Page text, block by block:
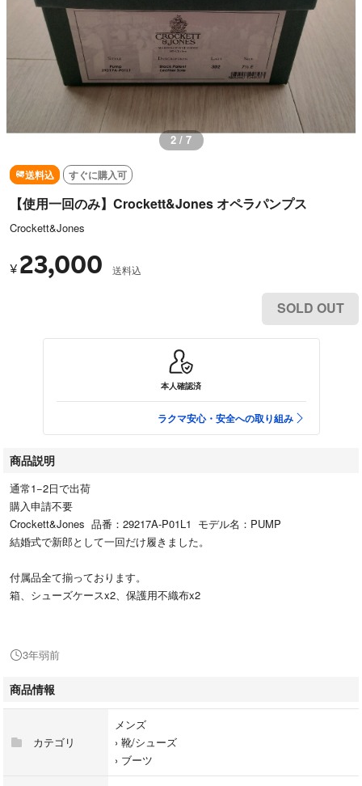
2 / 7
送料込 すぐに購入可
【使用一回のみ】Crockett&Jones オペラパンプス
Crockett&Jones
¥ 23,000 送料込
SOLD OUT
本人確認済
ラクマ安心・安全への取り組み
商品説明
通常1−2日で出荷
購入申請不要
Crockett&Jones 品番：29217A-P01L1 モデル名：PUMP
結婚式で新郎として一回だけ履きました。
付属品全て揃っております。
箱、シューズケースx2、保護用不織布x2
3年弱前
商品情報
カテゴリ
メンズ
› 靴/シューズ
› ブーツ